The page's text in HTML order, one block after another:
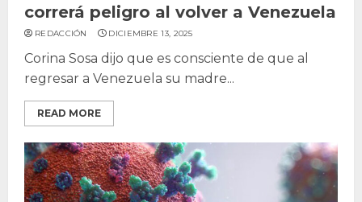
correrá peligro al volver a Venezuela
REDACCIÓN DICIEMBRE 13, 2025
Corina Sosa dijo que es consciente de que al
regresar a Venezuela su madre...
READ MORE